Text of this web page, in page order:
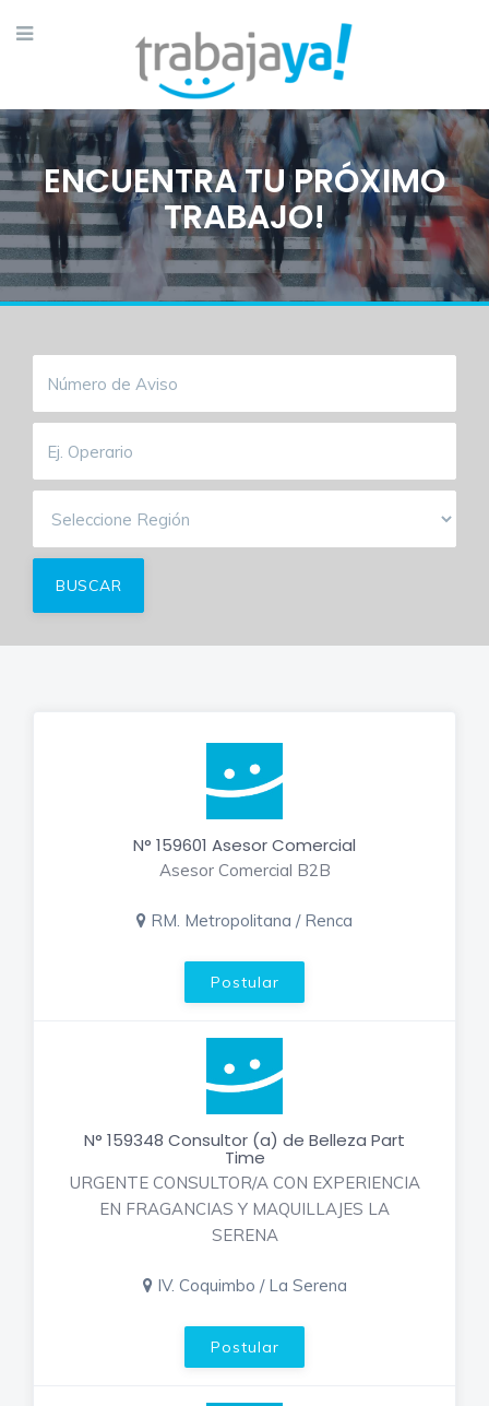
ENCUENTRA TU PRÓXIMO
TRABAJO!
N° 159601 Asesor Comercial
Asesor Comercial B2B
RM. Metropolitana / Renca
Postular
N° 159348 Consultor (a) de Belleza Part
Time
URGENTE CONSULTOR/A CON EXPERIENCIA
EN FRAGANCIAS Y MAQUILLAJES LA
SERENA
IV. Coquimbo / La Serena
Postular